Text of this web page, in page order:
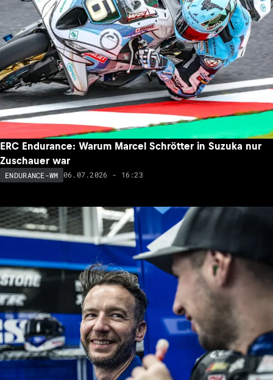
ERC Endurance: Warum Marcel Schrötter in Suzuka nur
Zuschauer war
ENDURANCE-WM 06.07.2026 - 16:23